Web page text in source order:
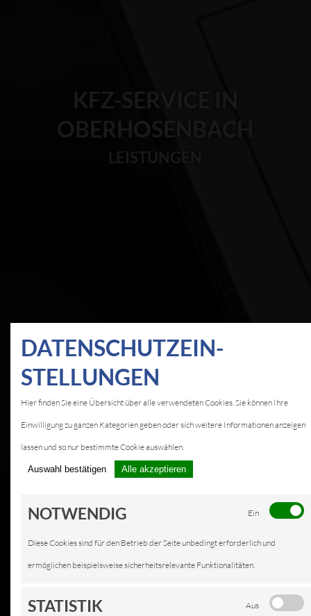
KFZ-SERVICE IN
OBERHOSENBACH
LEISTUNGEN
DATEN­SCHUTZ­EIN­
STELLUNGEN
Hier finden Sie eine Übersicht über alle verwendeten Cookies. Sie können Ihre
Einwilligung zu ganzen Kategorien geben oder sich weitere Informationen anzeigen
lassen und so nur bestimmte Cookie auswählen.
Auswahl bestätigen Alle akzeptieren
NOTWENDIG Ein
Diese Cookies sind für den Betrieb der Seite unbedingt erforderlich und
ermöglichen beispielsweise sicherheitsrelevante Funktionalitäten.
STATISTIK Aus